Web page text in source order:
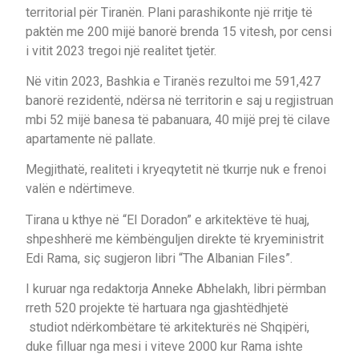
territorial për Tiranën. Plani parashikonte një rritje të
paktën me 200 mijë banorë brenda 15 vitesh, por censi
i vitit 2023 tregoi një realitet tjetër.
Në vitin 2023, Bashkia e Tiranës rezultoi me 591,427
banorë rezidentë, ndërsa në territorin e saj u regjistruan
mbi 52 mijë banesa të pabanuara, 40 mijë prej të cilave
apartamente në pallate.
Megjithatë, realiteti i kryeqytetit në tkurrje nuk e frenoi
valën e ndërtimeve.
Tirana u kthye në “El Doradon” e arkitektëve të huaj,
shpeshherë me këmbënguljen direkte të kryeministrit
Edi Rama, siç sugjeron libri “The Albanian Files”.
I kuruar nga redaktorja Anneke Abhelakh, libri përmban
rreth 520 projekte të hartuara nga gjashtëdhjetë
studiot ndërkombëtare të arkitekturës në Shqipëri,
duke filluar nga mesi i viteve 2000 kur Rama ishte